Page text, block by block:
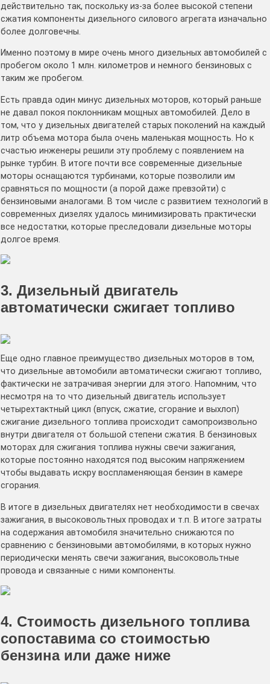
действительно так, поскольку из-за более высокой степени
сжатия компоненты дизельного силового агрегата изначально
более долговечны.
Именно поэтому в мире очень много дизельных автомобилей с
пробегом около 1 млн. километров и немного бензиновых с
таким же пробегом.
Есть правда один минус дизельных моторов, который раньше
не давал покоя поклонникам мощных автомобилей. Дело в
том, что у дизельных двигателей старых поколений на каждый
литр объема мотора была очень маленькая мощность. Но к
счастью инженеры решили эту проблему с появлением на
рынке турбин. В итоге почти все современные дизельные
моторы оснащаются турбинами, которые позволили им
сравняться по мощности (а порой даже превзойти) с
бензиновыми аналогами. В том числе с развитием технологий в
современных дизелях удалось минимизировать практически
все недостатки, которые преследовали дизельные моторы
долгое время.
3. Дизельный двигатель
автоматически сжигает топливо
Еще одно главное преимущество дизельных моторов в том,
что дизельные автомобили автоматически сжигают топливо,
фактически не затрачивая энергии для этого. Напомним, что
несмотря на то что дизельный двигатель использует
четырехтактный цикл (впуск, сжатие, сгорание и выхлоп)
сжигание дизельного топлива происходит самопроизвольно
внутри двигателя от большой степени сжатия. В бензиновых
моторах для сжигания топлива нужны свечи зажигания,
которые постоянно находятся под высоким напряжением
чтобы выдавать искру воспламеняющая бензин в камере
сгорания.
В итоге в дизельных двигателях нет необходимости в свечах
зажигания, в высоковольтных проводах и т.п. В итоге затраты
на содержания автомобиля значительно снижаются по
сравнению с бензиновыми автомобилями, в которых нужно
периодически менять свечи зажигания, высоковольтные
провода и связанные с ними компоненты.
4. Стоимость дизельного топлива
сопоставима со стоимостью
бензина или даже ниже